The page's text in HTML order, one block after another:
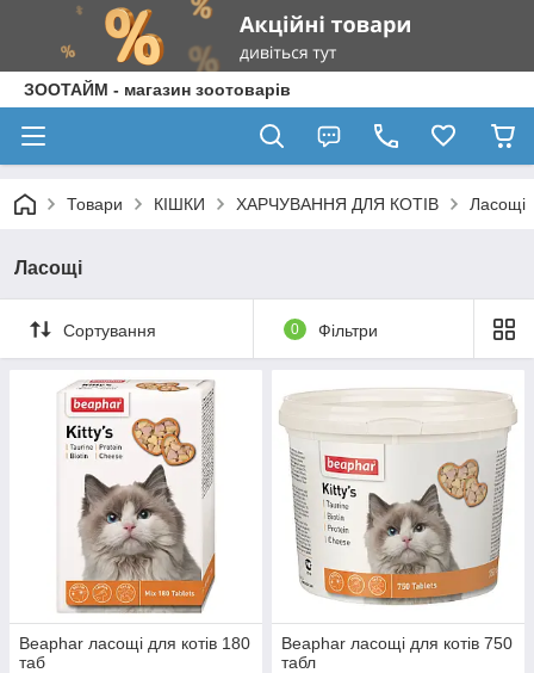
ЗООТАЙМ - магазин зоотоварів
Товари КІШКИ ХАРЧУВАННЯ ДЛЯ КОТІВ Ласощі
Ласощі
Сортування 0 Фільтри
Beaphar ласощі для котів 180
таб
Beaphar ласощі для котів 750
табл